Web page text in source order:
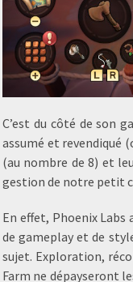
C’est du côté de son
assumé et revendiqué
(au nombre de 8) et
gestion de notre petit
En effet, Phoenix Labs
de gameplay et de
sujet. Exploration,
Farm ne dépayseront